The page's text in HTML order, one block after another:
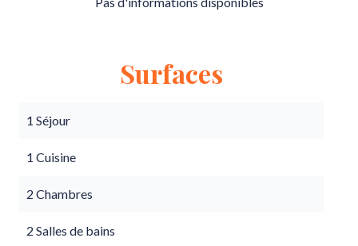
Surfaces
1 Séjour
1 Cuisine
2 Chambres
2 Salles de bains